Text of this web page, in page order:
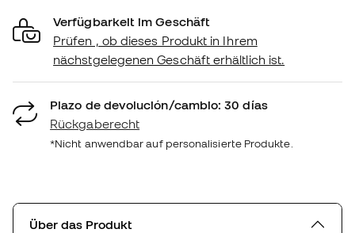
Verfügbarkeit im Geschäft
Prüfen , ob dieses Produkt in Ihrem
nächstgelegenen Geschäft erhältlich ist.
Plazo de devolución/cambio: 30 días
Rückgaberecht
*Nicht anwendbar auf personalisierte Produkte.
Über das Produkt